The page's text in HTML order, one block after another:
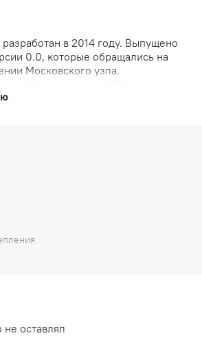
в 2014 году. Выпущено
0.0, которые обращались на
Московского узла.
Версия электропоездов 2.0
году, 4.0 появились в 2022 году
и разработан по образу
состава. Классный сувенир для
оставлял